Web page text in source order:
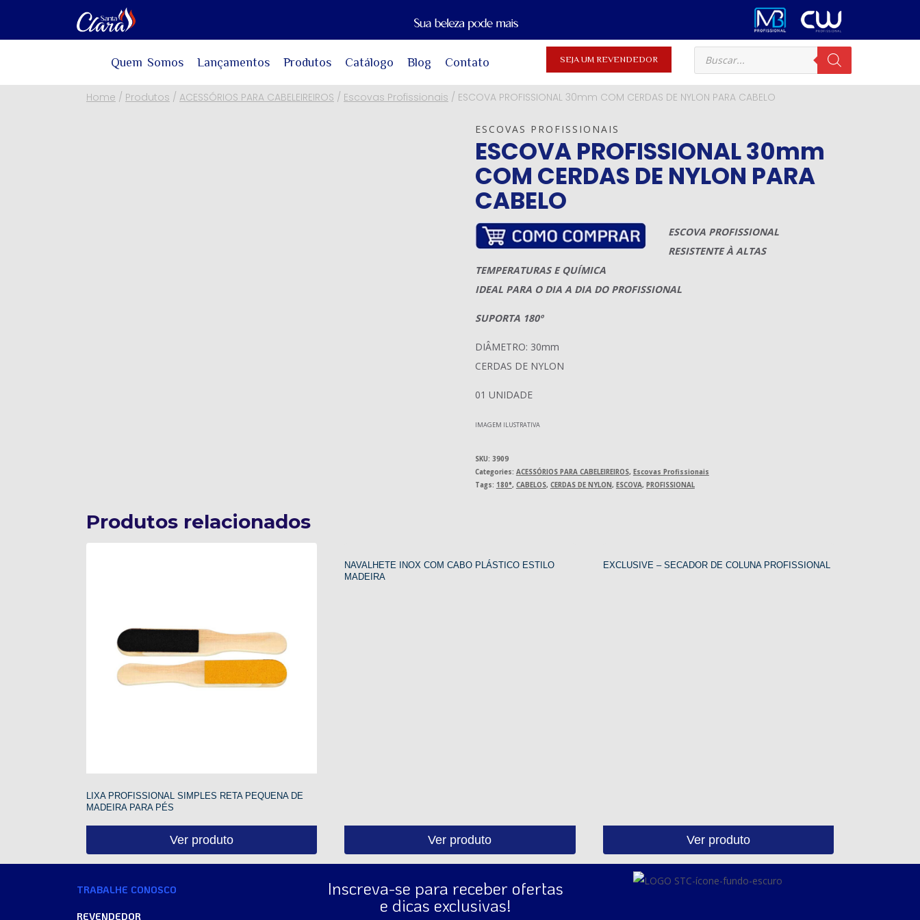
Quem Somos Lançamentos Produtos Catálogo Blog Contato SEJA UM REVENDEDOR
Home / Produtos / ACESSÓRIOS PARA CABELEIREIROS / Escovas Profissionais / ESCOVA PROFISSIONAL 30mm COM CERDAS DE NYLON PARA CABELO
ESCOVAS PROFISSIONAIS
ESCOVA PROFISSIONAL 30mm
COM CERDAS DE NYLON PARA
CABELO
ESCOVA PROFISSIONAL
RESISTENTE À ALTAS
TEMPERATURAS E QUÍMICA
IDEAL PARA O DIA A DIA DO PROFISSIONAL
SUPORTA 180º
DIÂMETRO: 30mm
CERDAS DE NYLON
01 UNIDADE
IMAGEM ILUSTRATIVA
SKU: 3909
Categories: ACESSÓRIOS PARA CABELEIREIROS, Escovas Profissionais
Tags: 180°, CABELOS, CERDAS DE NYLON, ESCOVA, PROFISSIONAL
Produtos relacionados
LIXA PROFISSIONAL SIMPLES RETA PEQUENA DE
MADEIRA PARA PÉS
Ver produto
NAVALHETE INOX COM CABO PLÁSTICO ESTILO
MADEIRA
Ver produto
EXCLUSIVE – SECADOR DE COLUNA PROFISSIONAL
Ver produto
TRABALHE CONOSCO
REVENDEDOR
Inscreva-se para receber ofertas
e dicas exclusivas!